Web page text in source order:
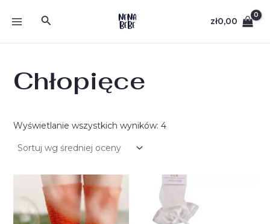
Search zł0,00
Chłopięce
Wyświetlanie wszystkich wyników: 4